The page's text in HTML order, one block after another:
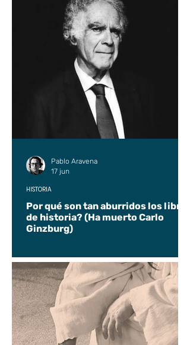
Por qué son tan aburridos los libros
de historia? (Ha muerto Carlo
Ginzburg)
HISTORIA
Pablo Aravena
17 jun